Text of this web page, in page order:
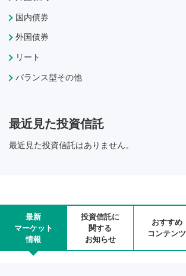
国内債券
外国債券
リート
バランス型その他
最近見た投資信託
最近見た投資信託はありません。
最新
マーケット
情報
投資信託に
関する
お知らせ
おすすめ
コンテンツ